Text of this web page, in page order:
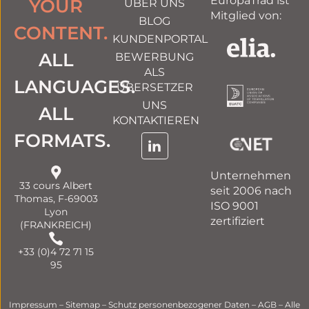
YOUR
CONTENT.
ALL
LANGUAGES.
ALL
FORMATS.
33 cours Albert
Thomas, F-69003
Lyon
(FRANKREICH)
+33 (0)4 72 71 15
95
ÜBER UNS
BLOG
KUNDENPORTAL
BEWERBUNG
ALS
ÜBERSETZER
UNS
KONTAKTIEREN
Mitglied von:
Unternehmen
seit 2006 nach
ISO 9001
zertifiziert
Impressum – Sitemap – Schutz personenbezogener Daten – AGB – Alle